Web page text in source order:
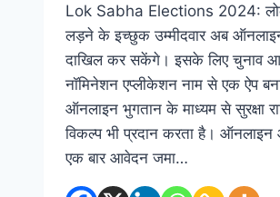
Lok Sabha Elections 2024:
लड़ने के इच्छुक उम्मीदवार अब
दाखिल कर सकेंगे। इसके लिए चुनाव
नॉमिनेशन एप्लीकेशन नाम से एक ऐप
ऑनलाइन भुगतान के माध्यम से सुरक्षा
विकल्प भी प्रदान करता है।
एक बार आवेदन जमा…